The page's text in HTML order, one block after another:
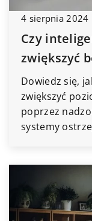
4 sierpnia 2024
Czy
zwiększyć
Dowiedz się,
zwiększyć
poprzez
systemy